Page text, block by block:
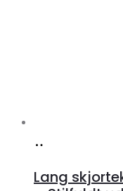
Lang